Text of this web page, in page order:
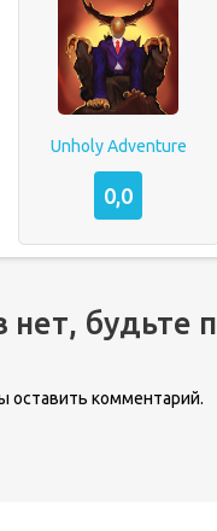
Unholy Adventure
0,0
будьте
оставить комментарий.